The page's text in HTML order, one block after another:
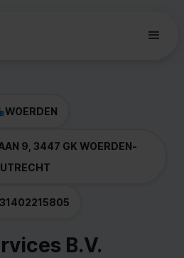
WOERDEN
9, 3447 GK WOERDEN-
UTRECHT
B.V.